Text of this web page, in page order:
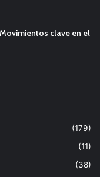
clave en el
(179)
(11)
(38)